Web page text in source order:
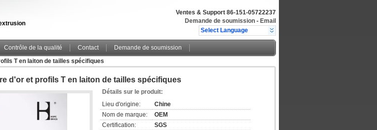
Ventes & Support 86-151-05722237
Demande de soumission - Email
Select Language
Contrôle de la qualité Contact
Demande de soumission
T en laiton de tailles spécifiques
d'or et profils T en laiton de tailles spécifiques
Détails sur le produit:
Lieu d'origine:
Chine
Nom de marque:
OEM
Certification:
SGS